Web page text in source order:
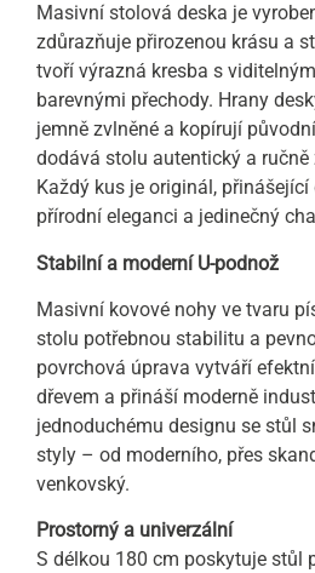
Masivní stolová deska je
zdůrazňuje přirozenou krásu a
tvoří výrazná kresba s
barevnými přechody. Hrany
jemně zvlněné a kopírují
dodává stolu autentický a ručně
Každý kus je originál,
přírodní eleganci a jedinečný
Stabilní a moderní U-podnož
Masivní kovové nohy ve tvaru
stolu potřebnou stabilitu a
povrchová úprava vytváří
dřevem a přináší moderně
jednoduchému designu se stůl
styly – od moderního, přes
venkovský.
Prostorný a univerzální
S délkou 180 cm poskytuje stůl